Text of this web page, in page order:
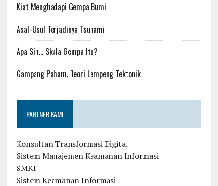
Kiat Menghadapi Gempa Bumi
Asal-Usul Terjadinya Tsunami
Apa Sih… Skala Gempa Itu?
Gampang Paham, Teori Lempeng Tektonik
PARTNER KAMI
Konsultan Transformasi Digital
Sistem Manajemen Keamanan Informasi
SMKI
Sistem Keamanan Informasi